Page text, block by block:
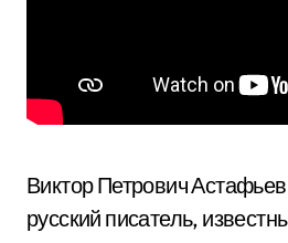
Виктор Петрович
русский писатель,